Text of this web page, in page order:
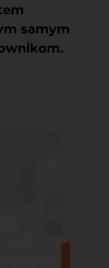
samym